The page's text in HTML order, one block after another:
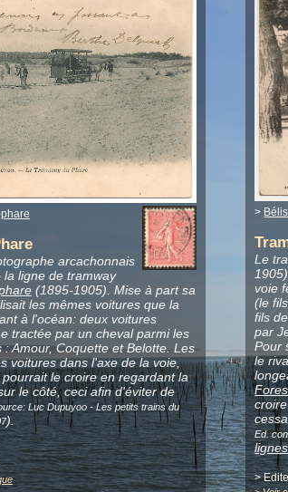
arcachonnais
ligne de tramway
(1895-1905). Mise à part sa
les mêmes voitures que la
à l'océan: deux voitures
tractée par un cheval parmi les
Amour, Coquette et Belotte. Les
voitures dans l'axe de la voie,
le croire en regardant la
le côté, ceci afin d'éviter de
Luc Dupuyoo - Les petits trains du
).
>
Le
voie
(le
fils
par
Pour
le
Ed.
>